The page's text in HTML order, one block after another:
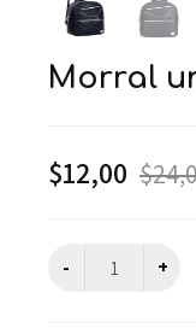
morral
$12,00 $